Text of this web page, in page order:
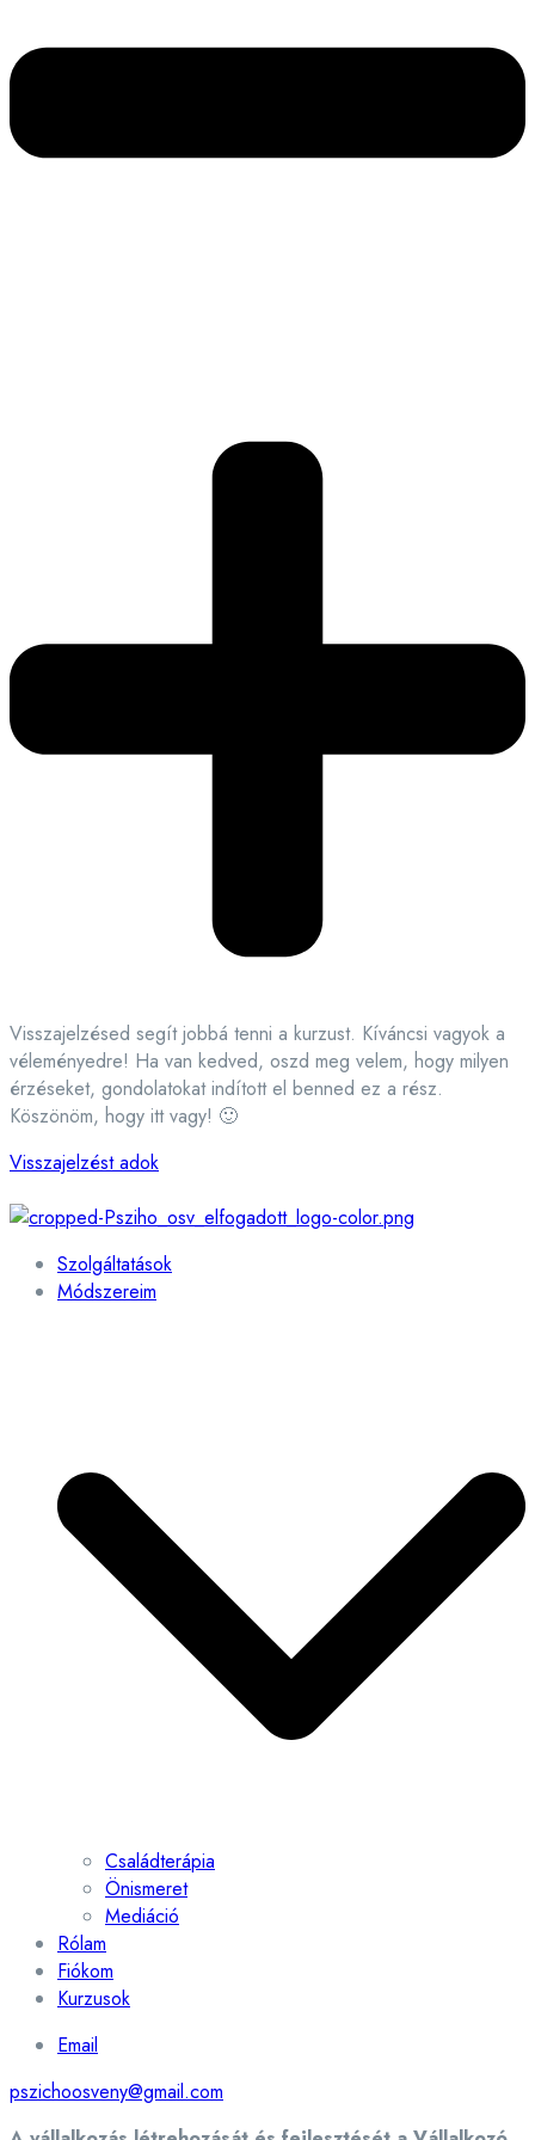
Visszajelzésed segít jobbá tenni a kurzust. Kíváncsi vagyok a
véleményedre! Ha van kedved, oszd meg velem, hogy milyen
érzéseket, gondolatokat indított el benned ez a rész.
Köszönöm, hogy itt vagy! 🙂
Visszajelzést adok
Szolgáltatások
Módszereim
Családterápia
Önismeret
Mediáció
Rólam
Fiókom
Kurzusok
Email
pszichoosveny@gmail.com